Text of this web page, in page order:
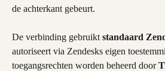
de achterkant gebeurt.
De verbinding gebruikt standaard
autoriseert via Zendesks eigen
toegangsrechten worden beheerd door